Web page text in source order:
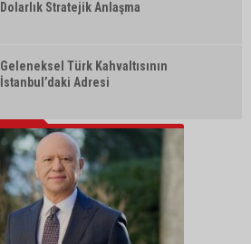
Dolarlık Stratejik Anlaşma
Geleneksel Türk Kahvaltısının
İstanbul’daki Adresi